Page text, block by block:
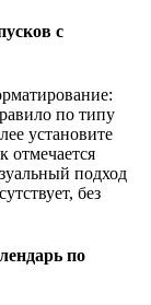
с
по типу
установите
отмечается
подход
без
по